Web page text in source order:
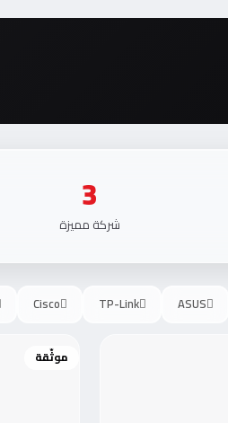
3
شركة مميزة
ASUS
TP-Link
Cisco
موثّقة